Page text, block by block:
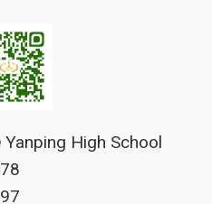
Yanping High School